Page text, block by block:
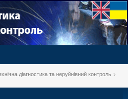
діагностика та неруйнівний контроль